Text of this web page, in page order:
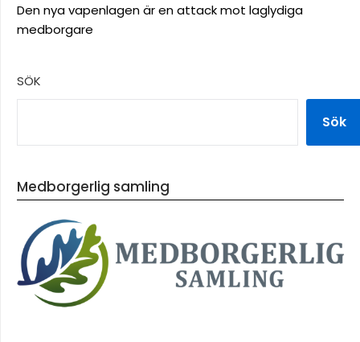
Den nya vapenlagen är en attack mot laglydiga
medborgare
SÖK
Sök
Medborgerlig samling